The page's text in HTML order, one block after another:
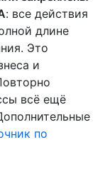
: все действия
длине
Это
и
всё ещё
по